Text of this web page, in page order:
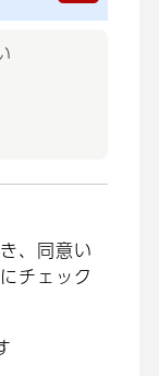
、 同意い
チェック